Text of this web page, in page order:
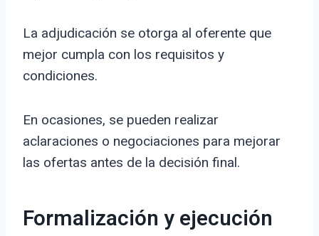
La adjudicación se otorga al oferente que
mejor cumpla con los requisitos y
condiciones.
En ocasiones, se pueden realizar
aclaraciones o negociaciones para mejorar
las ofertas antes de la decisión final.
Formalización y ejecución